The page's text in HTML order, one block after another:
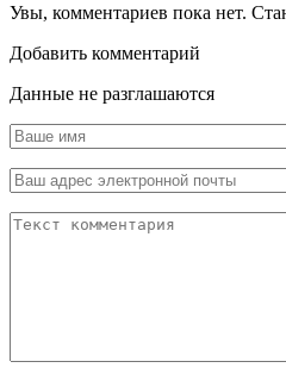
Увы, комментариев пока нет.
Добавить комментарий
Данные не разглашаются